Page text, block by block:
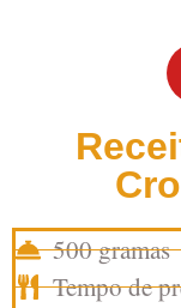
500 gramas
Tempo de